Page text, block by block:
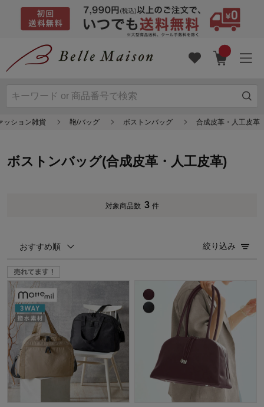
ッション雑貨 鞄/バッグ ボストンバッグ 合成皮革・人工皮革
ボストンバッグ(合成皮革・人工皮革)
対象商品数 3 件
おすすめ順 絞り込み